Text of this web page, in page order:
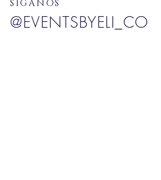
SÍGANOS
@EVENTSBYELI_CO